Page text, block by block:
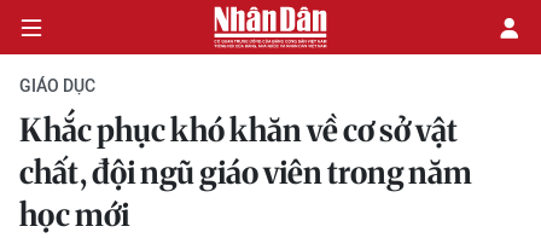
CHÍNH TRỊ
KINH TẾ
GIÁO DỤC
Khắc phục khó khăn về cơ sở vật
chất, đội ngũ giáo viên trong năm
học mới